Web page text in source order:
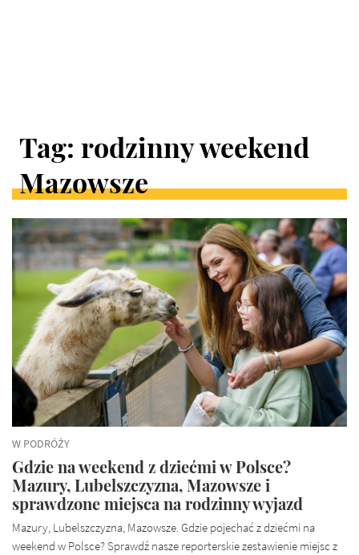
Tag: rodzinny weekend
Mazowsze
ARTYKUŁY
W
KATEGORII
W PODRÓŻY
Gdzie na weekend z dziećmi w Polsce?
Mazury, Lubelszczyzna, Mazowsze i
sprawdzone miejsca na rodzinny wyjazd
Mazury, Lubelszczyzna, Mazowsze. Gdzie pojechać z dziećmi na
weekend w Polsce? Sprawdź nasze reporterskie zestawienie miejsc z